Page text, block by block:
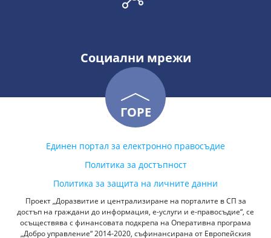
Социални мрежи
ГОРЕ
Единен портал за електронно правосъдие
Политика за достъпност
Политика за защита на личните данни
Проект „Доразвитие и централизиране на порталите в СП за
достъп на граждани до информация, е-услуги и е-правосъдие“, се
осъществява с финансовата подкрепа на Оперативна програма
„Добро управление“ 2014-2020, съфинансирана от Европейския